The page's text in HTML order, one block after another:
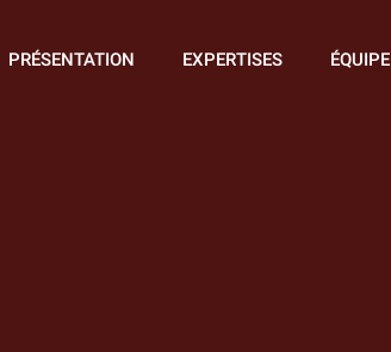
PRÉSENTATION EXPERTISES ÉQUIPE